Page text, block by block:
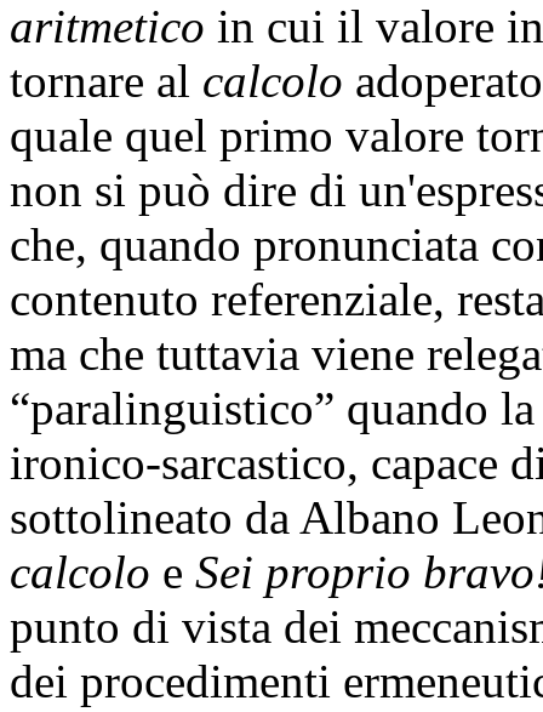
aritmetico in cui il valore
tornare al calcolo
quale quel primo valore
non si può dire di
che, quando pronunciata
contenuto referenziale,
ma che tuttavia viene
“paralinguistico” quando
ironico-sarcastico, capace
sottolineato da Albano
calcolo e Sei proprio
punto di vista dei
dei procedimenti